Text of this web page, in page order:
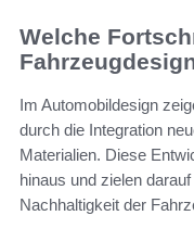
Welche
Im Automobildesign
durch die Integration
Materialien. Diese
hinaus und zielen
Nachhaltigkeit der